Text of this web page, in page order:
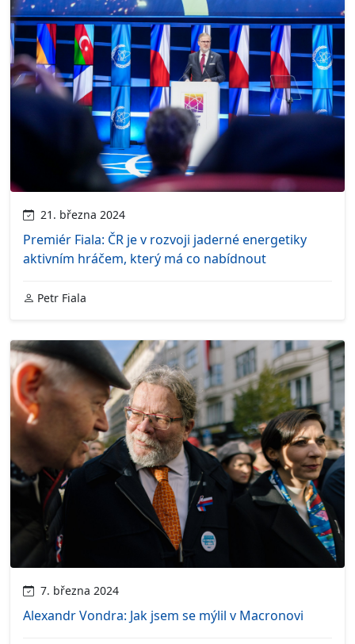
21. března 2024
Premiér Fiala: ČR je v rozvoji jaderné energetiky
aktivním hráčem, který má co nabídnout
Petr Fiala
7. března 2024
Alexandr Vondra: Jak jsem se mýlil v Macronovi